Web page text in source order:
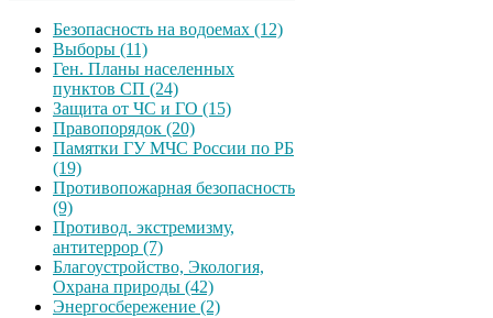
Безопасность на водоемах (12)
Выборы (11)
Ген. Планы населенных
пунктов СП (24)
Защита от ЧС и ГО (15)
Правопорядок (20)
Памятки ГУ МЧС России по РБ
(19)
Противопожарная безопасность
(9)
Противод. экстремизму,
антитеррор (7)
Благоустройство, Экология,
Охрана природы (42)
Энергосбережение (2)